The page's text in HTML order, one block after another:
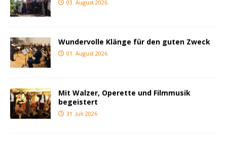
03. August 2026
Wundervolle Klänge für den guten Zweck
01. August 2026
Mit Walzer, Operette und Filmmusik
begeistert
31. Juli 2026